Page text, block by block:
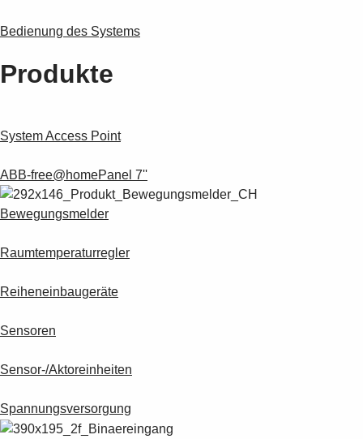
Bedienung des Systems
Produkte
System Access Point
ABB-free@homePanel 7''
Bewegungsmelder
Raumtemperaturregler
Reiheneinbaugeräte
Sensoren
Sensor-/Aktoreinheiten
Spannungsversorgung